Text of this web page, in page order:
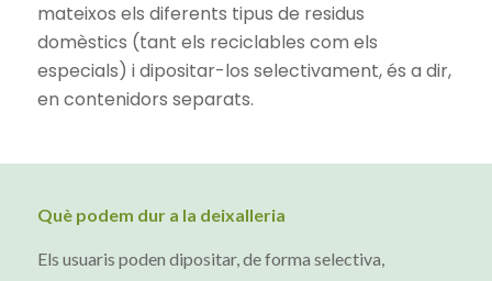
mateixos els diferents tipus de residus
domèstics (tant els reciclables com els
especials) i dipositar-los selectivament, és a dir,
en contenidors separats.
Què podem dur a la deixalleria
Els usuaris poden dipositar, de forma selectiva,